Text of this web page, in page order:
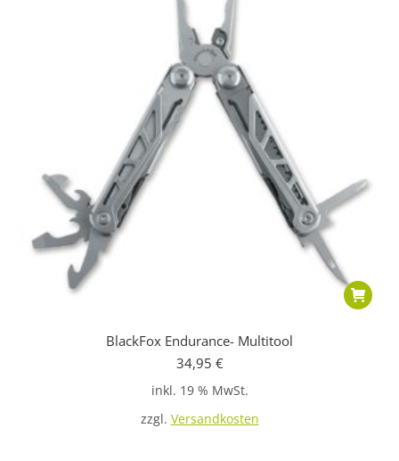
BlackFox Endurance- Multitool
34,95 €
inkl. 19 % MwSt.
zzgl. Versandkosten